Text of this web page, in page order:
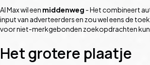
AI Max wil een middenweg - Het combineert
input van adverteerders en zou wel eens de
voor niet-merkgebonden zoekopdrachten
Het grotere plaatje